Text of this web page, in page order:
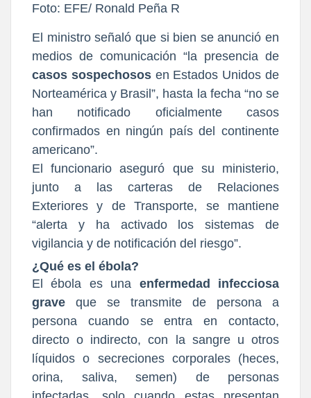
Foto: EFE/ Ronald Peña R
El ministro señaló que si bien se anunció en
medios de comunicación “la presencia de
casos sospechosos en Estados Unidos de
Norteamérica y Brasil”, hasta la fecha “no se
han notificado oficialmente casos
confirmados en ningún país del continente
americano”.
El funcionario aseguró que su ministerio,
junto a las carteras de Relaciones
Exteriores y de Transporte, se mantiene
“alerta y ha activado los sistemas de
vigilancia y de notificación del riesgo”.
¿Qué es el ébola?
El ébola es una
enfermedad infecciosa
grave
que se transmite de persona a
persona cuando se entra en contacto,
directo o indirecto, con la sangre u otros
líquidos o secreciones corporales (heces,
orina, saliva, semen) de personas